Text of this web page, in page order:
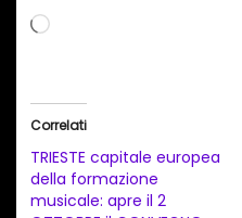
C
a
m
Correlati
TRIESTE capitale europea
della formazione
musicale: apre il 2